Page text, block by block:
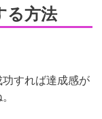
る方法
すれば達成感が